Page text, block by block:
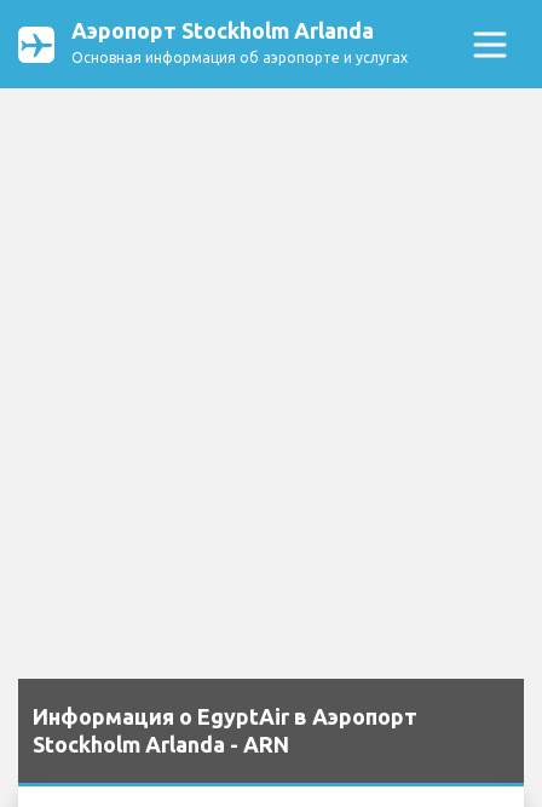
Аэропорт Stockholm Arlanda
Основная информация об аэропорте и услугах
Информация о EgyptAir в Аэропорт
Stockholm Arlanda - ARN